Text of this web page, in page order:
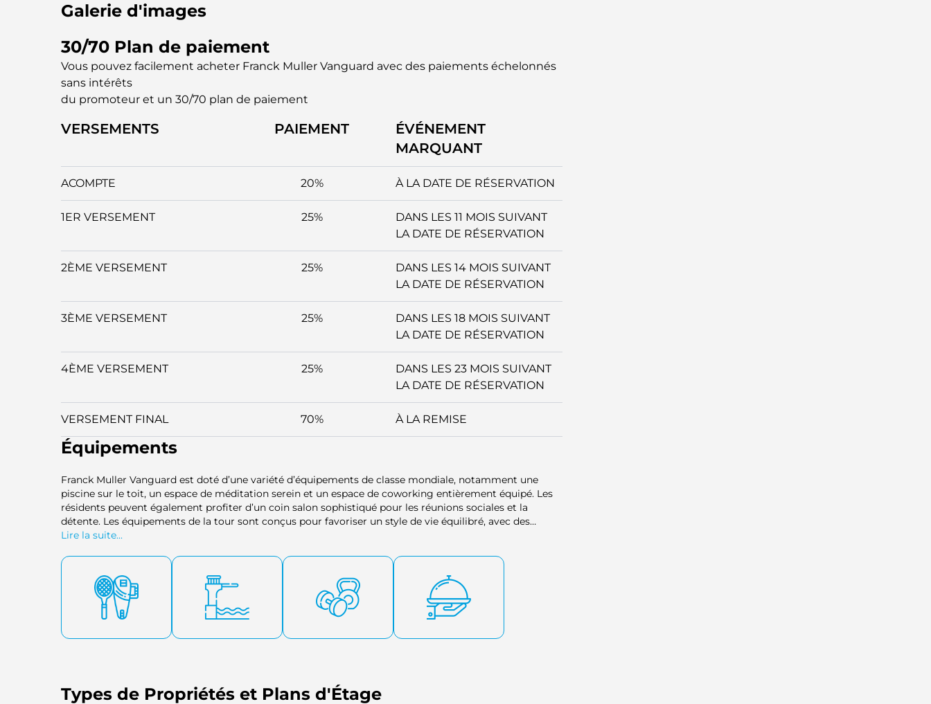
Galerie d'images
30/70 Plan de paiement
Vous pouvez facilement acheter Franck Muller Vanguard avec des paiements échelonnés
sans intérêts
du promoteur et un 30/70 plan de paiement
VERSEMENTS PAIEMENT
ÉVÉNEMENT
MARQUANT
ACOMPTE 20% À LA DATE DE RÉSERVATION
1ER VERSEMENT 25%
DANS LES 11 MOIS SUIVANT
LA DATE DE RÉSERVATION
2ÈME VERSEMENT 25%
DANS LES 14 MOIS SUIVANT
LA DATE DE RÉSERVATION
3ÈME VERSEMENT 25%
DANS LES 18 MOIS SUIVANT
LA DATE DE RÉSERVATION
4ÈME VERSEMENT 25%
DANS LES 23 MOIS SUIVANT
LA DATE DE RÉSERVATION
VERSEMENT FINAL 70% À LA REMISE
Équipements
Franck Muller Vanguard est doté d’une variété d’équipements de classe mondiale, notamment une
piscine sur le toit, un espace de méditation serein et un espace de coworking entièrement équipé. Les
résidents peuvent également profiter d’un coin salon sophistiqué pour les réunions sociales et la
détente. Les équipements de la tour sont conçus pour favoriser un style de vie équilibré, avec des
espaces qui favorisent la créativité, le bien-être et l’interaction sociale.
Lire la suite...
Types de Propriétés et Plans d'Étage